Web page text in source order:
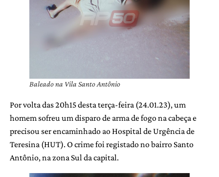
Baleado na Vila Santo Antônio
Por volta das 20h15 desta terça-feira (24.01.23), um
homem sofreu um disparo de arma de fogo na cabeça e
precisou ser encaminhado ao Hospital de Urgência de
Teresina (HUT). O crime foi registado no bairro Santo
Antônio, na zona Sul da capital.